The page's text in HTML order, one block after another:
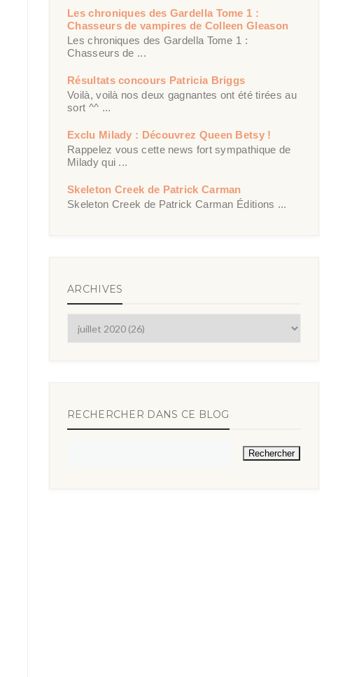
Les chroniques des Gardella Tome 1 :
Chasseurs de vampires de Colleen Gleason
Les chroniques des Gardella Tome 1 :
Chasseurs de ...
Résultats concours Patricia Briggs
Voilà, voilà nos deux gagnantes ont été tirées au
sort ^^ ...
Exclu Milady : Découvrez Queen Betsy !
Rappelez vous cette news fort sympathique de
Milady qui ...
Skeleton Creek de Patrick Carman
Skeleton Creek de Patrick Carman Éditions ...
ARCHIVES
RECHERCHER DANS CE BLOG